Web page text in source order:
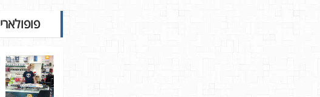
פופולארי